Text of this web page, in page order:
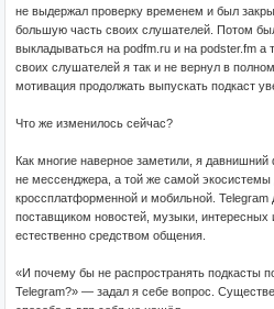
не выдержал проверку временем и был
большую часть своих слушателей. Потом
выкладываться на podfm.ru и на podster.fm а
своих слушателей я так и не вернул в
мотивация продолжать выпускать подкаст
Что же изменилось сейчас?
Как многие наверное заметили, я
не мессенджера, а той же самой
кроссплатформенной и мобильной.
поставщиком новостей, музыки,
естественно средством общения.
«И почему бы не распространять подкасты
Telegram?» — задал я себе вопрос.